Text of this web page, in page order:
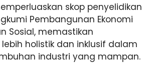
skop penyelidikan
Pembangunan Ekonomi
Sosial, memastikan
holistik dan inklusif dalam
industri yang mampan.